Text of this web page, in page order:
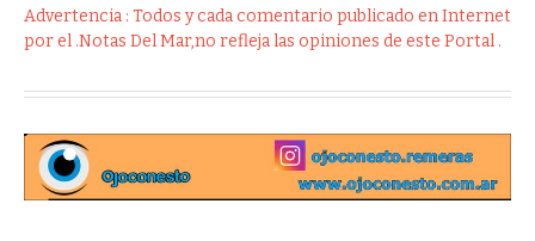
Advertencia : Todos y cada comentario publicado en Internet
por el .Notas Del Mar,no refleja las opiniones de este Portal .